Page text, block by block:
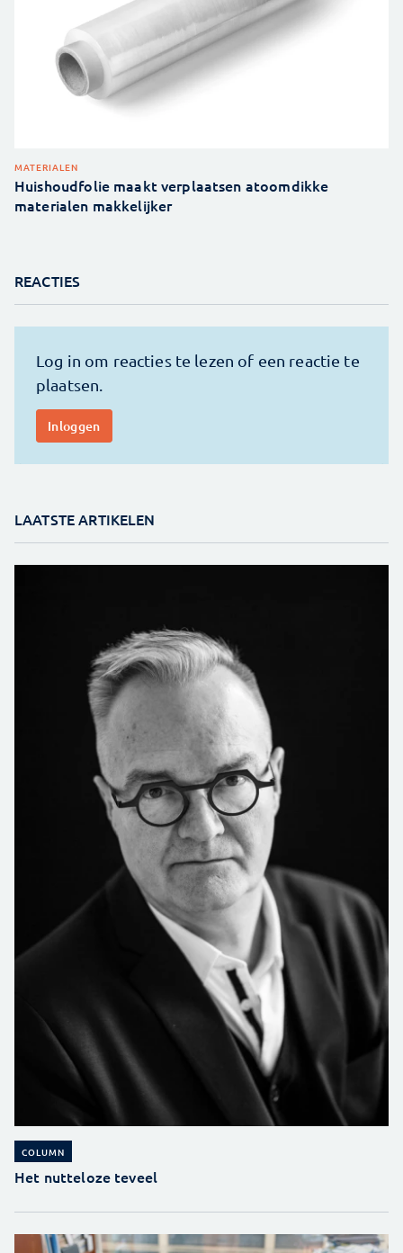
MATERIALEN
Huishoudfolie maakt verplaatsen atoomdikke
materialen makkelijker
REACTIES
LAATSTE ARTIKELEN
COLUMN
Het nutteloze teveel